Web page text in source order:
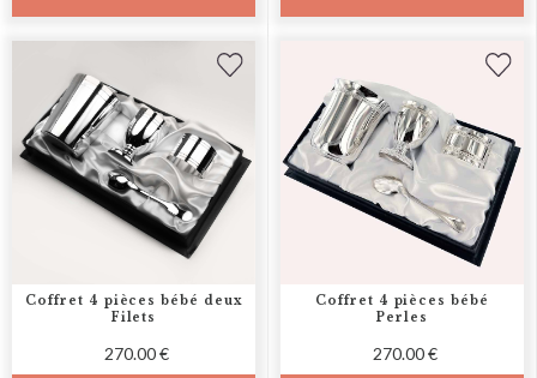
Coffret 4 pièces bébé deux
Filets
270.00 €
Coffret 4 pièces bébé
Perles
270.00 €